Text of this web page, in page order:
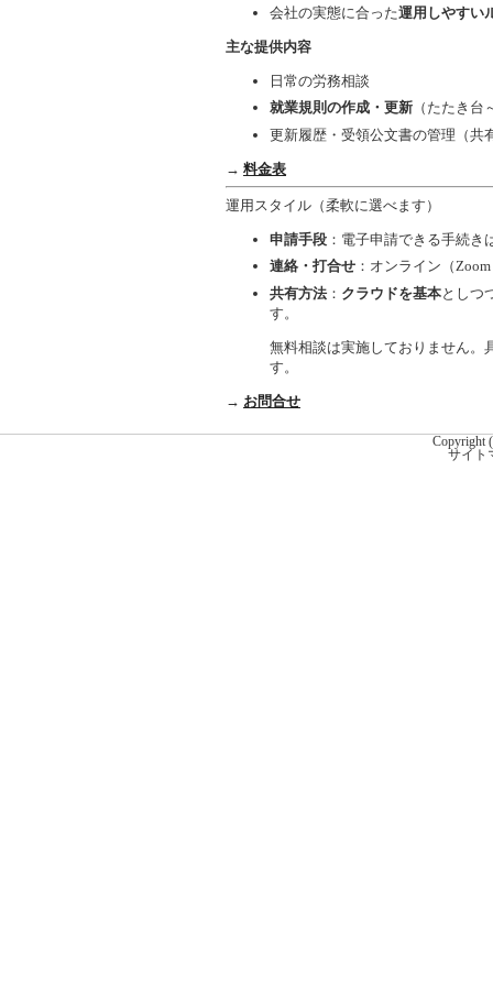
会社の実態に合った運用しやすい
主な提供内容
日常の労務相談
就業規則の作成・更新 （たたき
更新履歴・受領公文書の管理（共
→ 料金表
運用スタイル（柔軟に選べます）
申請手段 ：電子申請できる手続き
連絡・打合せ ：オンライン（
共有方法 ： クラウドを基本としつ
す。
無料相談は実施しておりません。
す。
→ お問合せ
Copyright
サイ